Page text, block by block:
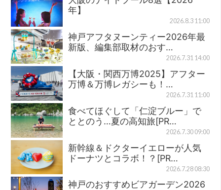
年】
2026.8.3 11:00
神戸アフタヌーンティー2026年最
新版、編集部取材のおす…
2026.7.31 14:00
【大阪・関西万博2025】アフター
万博＆万博レガシーも！…
2026.7.31 11:00
食べてほぐして「仁淀ブルー」で
ととのう…夏の高知旅[PR…
2026.7.30 09:00
新幹線＆ドクターイエローが人気
ドーナツとコラボ！？[PR…
2026.7.28 08:30
神戸のおすすめビアガーデン2026